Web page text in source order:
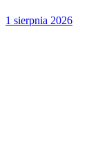
1 sierpnia 2026